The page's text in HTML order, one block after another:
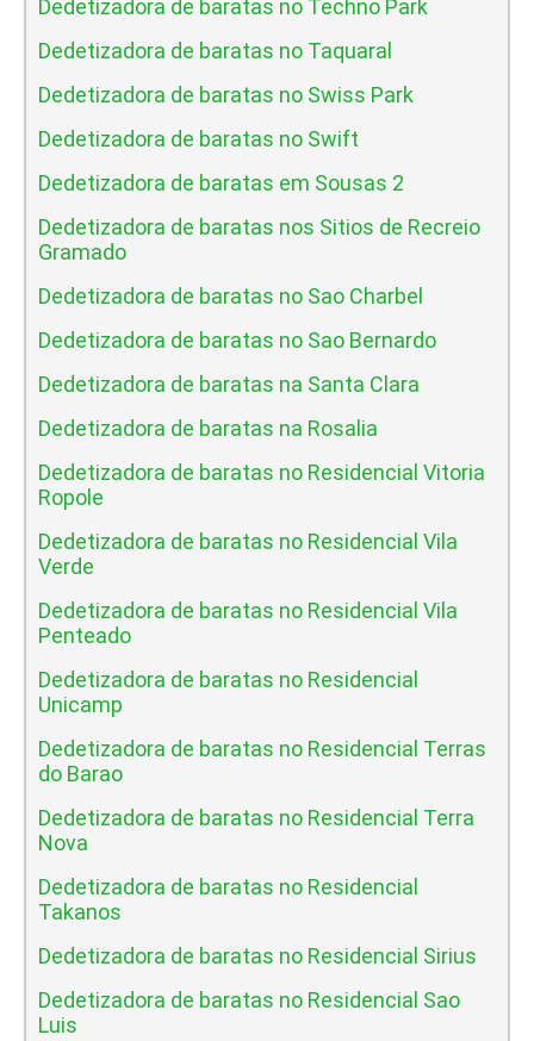
Dedetizadora de baratas no Techno Park
Dedetizadora de baratas no Taquaral
Dedetizadora de baratas no Swiss Park
Dedetizadora de baratas no Swift
Dedetizadora de baratas em Sousas 2
Dedetizadora de baratas nos Sitios de Recreio
Gramado
Dedetizadora de baratas no Sao Charbel
Dedetizadora de baratas no Sao Bernardo
Dedetizadora de baratas na Santa Clara
Dedetizadora de baratas na Rosalia
Dedetizadora de baratas no Residencial Vitoria
Ropole
Dedetizadora de baratas no Residencial Vila
Verde
Dedetizadora de baratas no Residencial Vila
Penteado
Dedetizadora de baratas no Residencial
Unicamp
Dedetizadora de baratas no Residencial Terras
do Barao
Dedetizadora de baratas no Residencial Terra
Nova
Dedetizadora de baratas no Residencial
Takanos
Dedetizadora de baratas no Residencial Sirius
Dedetizadora de baratas no Residencial Sao
Luis